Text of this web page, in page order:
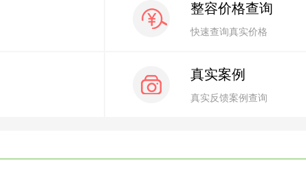
整容价格查询
快速查询真实价格
真实案例
真实反馈案例查询